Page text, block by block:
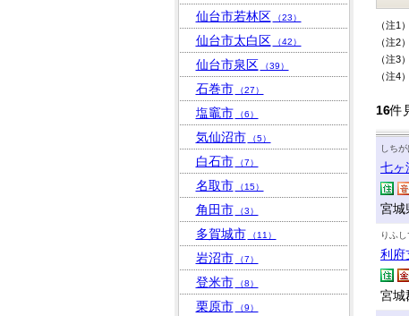
（注1
（注2
（注3
（注4
16件
しちが
七ヶ
宮城
りふし
利府
宮城
仙台市若林区 （23）
仙台市太白区 （42）
仙台市泉区 （39）
石巻市 （27）
塩竈市 （6）
気仙沼市 （5）
白石市 （7）
名取市 （15）
角田市 （3）
多賀城市 （11）
岩沼市 （7）
登米市 （8）
栗原市 （9）